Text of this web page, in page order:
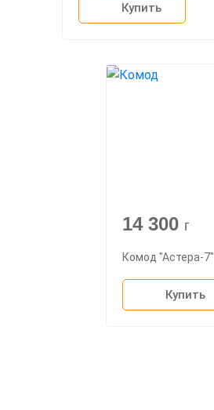
Купить
14 300 г
Комод "Астера-7"
Купить